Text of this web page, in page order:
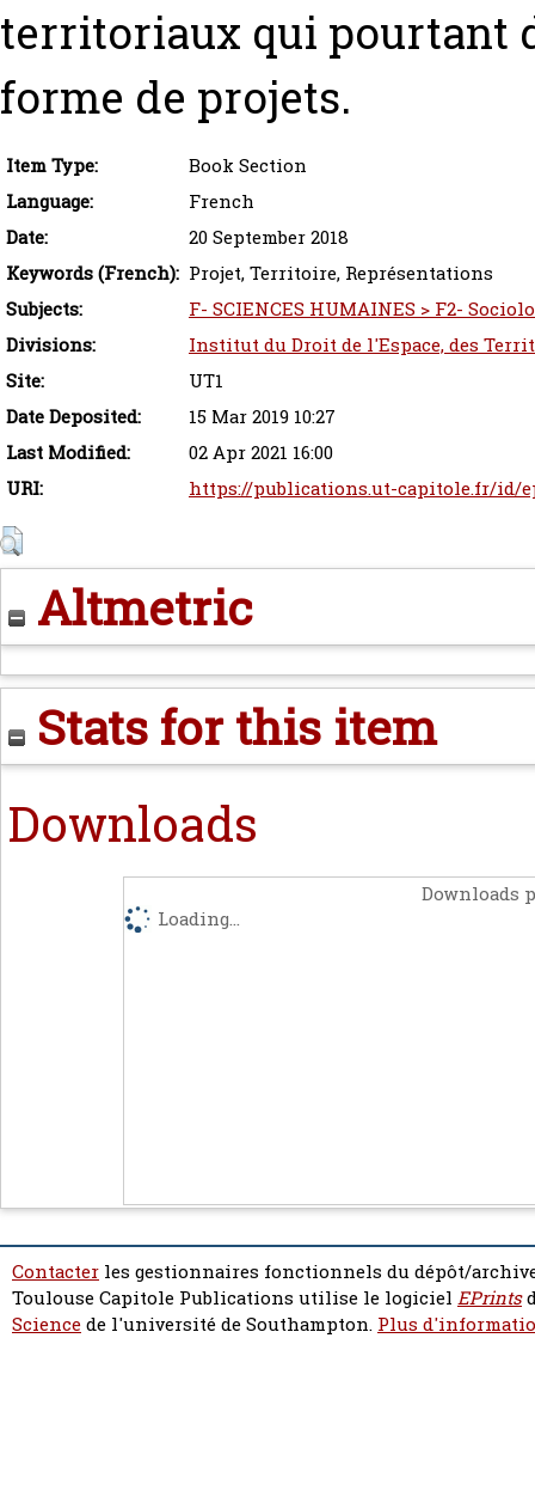
territoriaux qui pourtant
forme de projets.
Item Type:
Book Section
Language:
French
Date:
20 September 2018
Keywords (French): Projet, Territoire, Représentations
Subjects:
F- SCIENCES HUMAINES > F2-
Divisions:
Institut du Droit de l'Espace, des
Site:
UT1
Date Deposited:
15 Mar 2019 10:27
Last Modified:
02 Apr 2021 16:00
URI:
https://publications.ut-capitole.fr/id/
Altmetric
Stats for this item
Downloads
Downloads
Loading...
Contacter les gestionnaires fonctionnels du dépôt/
Toulouse Capitole Publications utilise le logiciel EPrints
Sciencede l'université de Southampton. Plus